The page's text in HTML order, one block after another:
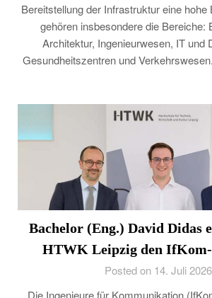
Bereitstellung der Infrastruktur eine hohe
gehören insbesondere die Bereiche:
Architektur, Ingenieurwesen, IT und
Gesundheitszentren und
Bachelor (Eng.) David Didas
HTWK Leipzig den IfKom-
Posted on 14. Juli 2026
Die Ingenieure für Kommunikation